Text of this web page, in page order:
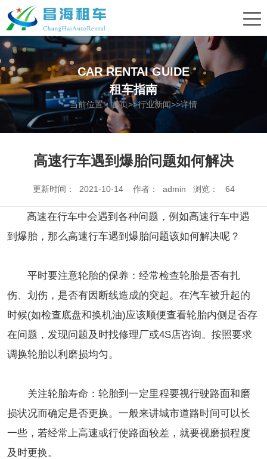
CAR RENTAI GUIDE
租车指南
当前位置：首页>>行业新闻>>详情
高速行车遇到爆胎问题如何解决
更新时间： 2021-10-14 作者： admin 浏览： 64
高速在行车中会遇到各种问题，例如高速行车中遇
到爆胎，那么高速行车遇到爆胎问题该如何解决呢？
平时要注意轮胎的保养：经常检查轮胎是否有扎
伤、划伤，是否有因断线造成的突起。在汽车被升起的
时候(如检查底盘和换机油)应该顺便查看轮胎内侧是否存
在问题，发现问题及时找修理厂或4S店咨询。按照要求
调换轮胎以利磨损均匀。
关注轮胎寿命：轮胎到一定里程要视行驶路面和磨
损状况而确定是否更换。一般来讲城市道路时间可以长
一些，若经常上高速或行使路面较差，就要视磨损程度
及时更换。